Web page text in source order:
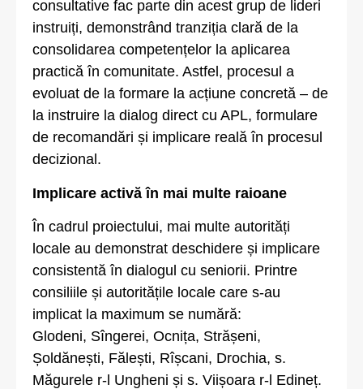
consultative fac parte din acest grup de lideri
instruiți, demonstrând tranziția clară de la
consolidarea competențelor la aplicarea
practică în comunitate. Astfel, procesul a
evoluat de la formare la acțiune concretă – de
la instruire la dialog direct cu APL, formulare
de recomandări și implicare reală în procesul
decizional.
Implicare activă în mai multe raioane
În cadrul proiectului, mai multe autorități
locale au demonstrat deschidere și implicare
consistentă în dialogul cu seniorii. Printre
consiliile și autoritățile locale care s-au
implicat la maximum se numără:
Glodeni, Sîngerei, Ocnița, Strășeni,
Șoldănești, Fălești, Rîșcani, Drochia, s.
Măgurele r-l Ungheni și s. Viișoara r-l Edineț.